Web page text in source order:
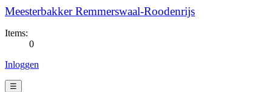
Meesterbakker Remmerswaal-Roodenrijs
Items:
0
Inloggen
☰